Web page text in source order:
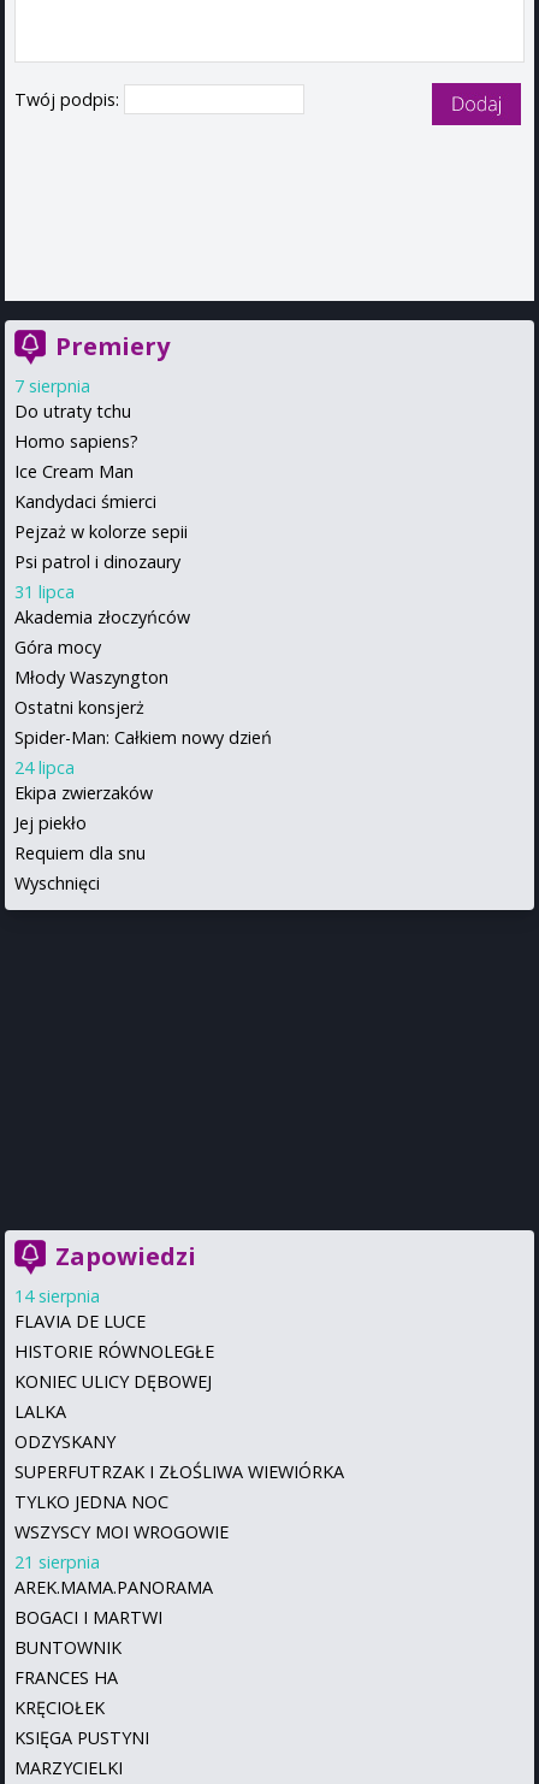
Twój podpis:
Premiery
7 sierpnia
Do utraty tchu
Homo sapiens?
Ice Cream Man
Kandydaci śmierci
Pejzaż w kolorze sepii
Psi patrol i dinozaury
31 lipca
Akademia złoczyńców
Góra mocy
Młody Waszyngton
Ostatni konsjerż
Spider-Man: Całkiem nowy dzień
24 lipca
Ekipa zwierzaków
Jej piekło
Requiem dla snu
Wyschnięci
Zapowiedzi
14 sierpnia
FLAVIA DE LUCE
HISTORIE RÓWNOLEGŁE
KONIEC ULICY DĘBOWEJ
LALKA
ODZYSKANY
SUPERFUTRZAK I ZŁOŚLIWA WIEWIÓRKA
TYLKO JEDNA NOC
WSZYSCY MOI WROGOWIE
21 sierpnia
AREK.MAMA.PANORAMA
BOGACI I MARTWI
BUNTOWNIK
FRANCES HA
KRĘCIOŁEK
KSIĘGA PUSTYNI
MARZYCIELKI